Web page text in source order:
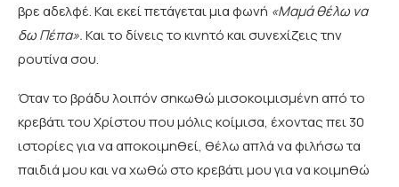
βρε αδελφέ. Και εκεί πετάγεται μια φωνή «Μαμά θέλω να
δω Πέπα».Και το δίνεις το κινητό και συνεχίζεις την
ρουτίνα σου.
Όταν το βράδυ λοιπόν σηκωθώ μισοκοιμισμένη από το
κρεβάτι του Χρίστου που μόλις κοίμισα, έχοντας πει 30
ιστορίες για να αποκοιμηθεί, θέλω απλά να φιλήσω τα
παιδιά μου και να χωθώ στο κρεβάτι μου για να κοιμηθώ